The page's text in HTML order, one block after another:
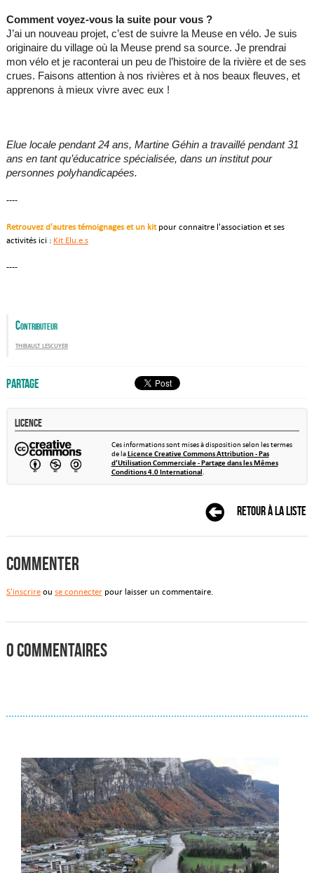
Comment voyez-vous la suite pour vous ?
J’ai un nouveau projet, c’est de suivre la Meuse en vélo. Je suis
originaire du village où la Meuse prend sa source. Je prendrai
mon vélo et je raconterai un peu de l’histoire de la rivière et de ses
crues. Faisons attention à nos rivières et à nos beaux fleuves, et
apprenons à mieux vivre avec eux !
Elue locale pendant 24 ans, Martine Géhin a travaillé pendant 31
ans en tant qu’éducatrice spécialisée, dans un institut pour
personnes polyhandicapées.
----
Retrouvez d'autres témoignages et un kit pour connaitre l'association et ses
activités ici : Kit Elu.e.s
----
Contributeur
thibault lescuyer
Partage
Licence
Ces informations sont mises à disposition selon les termes
de laLicence Creative Commons Attribution - Pas
d’Utilisation Commerciale - Partage dans les Mêmes
Conditions 4.0 International.
Retour à la liste
Commenter
S'inscrireou se connecterpour laisser un commentaire.
0 commentaires